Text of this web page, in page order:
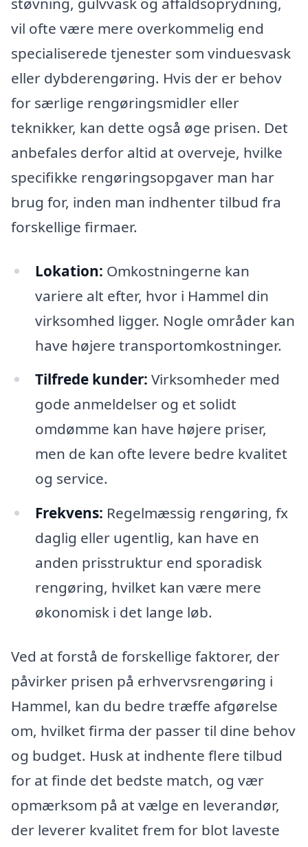
vil ofte være mere overkommelig end
specialiserede tjenester som vinduesvask
eller dybderengøring. Hvis der er behov
for særlige rengøringsmidler eller
teknikker, kan dette også øge prisen. Det
anbefales derfor altid at overveje, hvilke
specifikke rengøringsopgaver man har
brug for, inden man indhenter tilbud fra
forskellige firmaer.
Lokation: Omkostningerne kan
variere alt efter, hvor i Hammel din
virksomhed ligger. Nogle områder kan
have højere transportomkostninger.
Tilfrede kunder: Virksomheder med
gode anmeldelser og et solidt
omdømme kan have højere priser,
men de kan ofte levere bedre kvalitet
og service.
Frekvens: Regelmæssig rengøring, fx
daglig eller ugentlig, kan have en
anden prisstruktur end sporadisk
rengøring, hvilket kan være mere
økonomisk i det lange løb.
Ved at forstå de forskellige faktorer, der
påvirker prisen på erhvervsrengøring i
Hammel, kan du bedre træffe afgørelse
om, hvilket firma der passer til dine behov
og budget. Husk at indhente flere tilbud
for at finde det bedste match, og vær
opmærksom på at vælge en leverandør,
der leverer kvalitet frem for blot laveste